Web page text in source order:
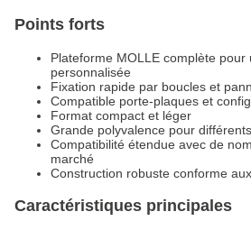
Points forts
Plateforme MOLLE complète pour
personnalisée
Fixation rapide par boucles et
Compatible porte-plaques et
Format compact et léger
Grande polyvalence pour
Compatibilité étendue avec de
marché
Construction robuste conforme
Caractéristiques principales